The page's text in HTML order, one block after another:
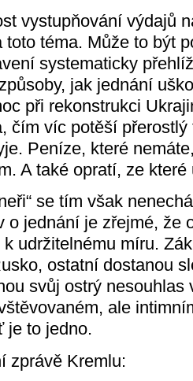
vystupňování výdajů
toto téma. Může to být
systematicky
jak jednání
při rekonstrukci
čím víc potěší
Peníze, které
A také opratí, ze
se tím však
o jednání je zřejmé, že
udržitelnému míru.
ostatní dostanou
svůj ostrý nesouhlas
ale
je to jedno.
zprávě Kremlu: